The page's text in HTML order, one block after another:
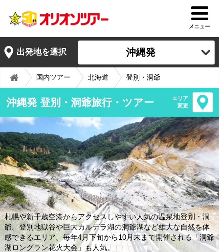
メニュー
出発地を選択 沖縄発
国内ツアー 北海道 登別・洞爺
沖縄発 登別・洞爺旅行・ツアー
エリア
変更
札幌や新千歳空港からアクセスしやすい人気の温泉地登別・洞
爺。登別地獄谷や巨大カルデラ湖の洞爺湖など雄大な自然を体
感できるエリア。毎年4月下旬から10月末まで開催される「洞爺
湖ロングラン花火大会」も人気。